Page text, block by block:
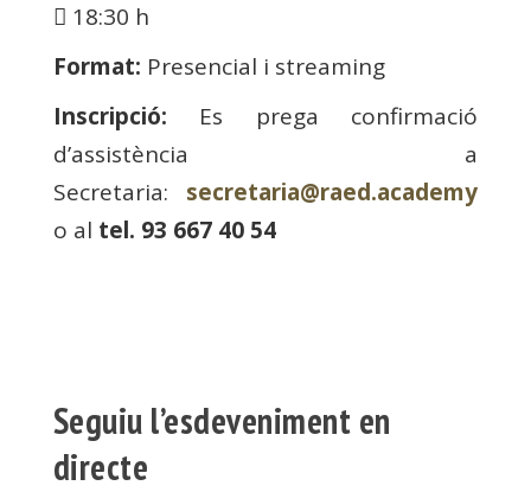
18:30 h
Format: Presencial i streaming
Inscripció: Es prega confirmació
d’assistència a
Secretaria: secretaria@raed.academy
o al tel. 93 667 40 54
Seguiu l’esdeveniment en
directe